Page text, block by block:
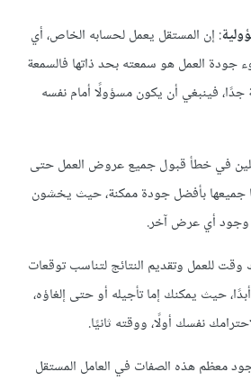
: إن المستقل يعمل لحسابه الخاص، أي
جودة العمل هو سمعته بحد ذاتها فالسمعة
فينبغي أن يكون مسؤولًا أمام نفسه
في خطأ قبول جميع عروض العمل حتى
جميعها بأفضل جودة ممكنة، حيث يخشون
وجود أي عرض آخر.
وقت للعمل وتقديم النتائج لتناسب توقعات
حيث يمكنك إما تأجيله أو حتى إلغاؤه،
نفسك أولًا، ووقته ثانيًا.
معظم هذه الصفات في العامل المستقل